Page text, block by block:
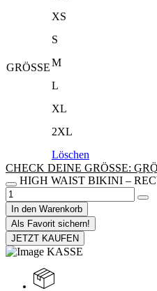
GRÖSSE
XS
S
M
L
XL
2XL
Löschen
CHECK DEINE GRÖSSE:
HIGH WAIST BIKINI –
In den Warenkorb
Als Favorit sichern!
JETZT KAUFEN